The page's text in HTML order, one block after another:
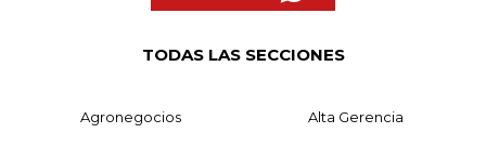
TODAS LAS SECCIONES
Agronegocios Alta Gerencia